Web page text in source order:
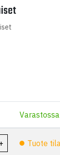
Varastossa
Tuote